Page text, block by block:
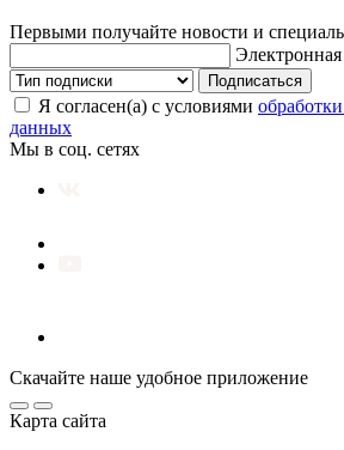
Первыми получайте новости и
Подписаться
Я согласен(а) с условиями
данных
Мы в соц. сетях
Скачайте наше удобное приложение
Карта сайта